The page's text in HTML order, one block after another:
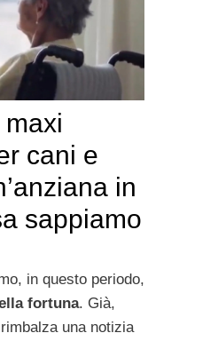
cani e
in
sappiamo
in questo periodo,
fortuna. Già,
una notizia